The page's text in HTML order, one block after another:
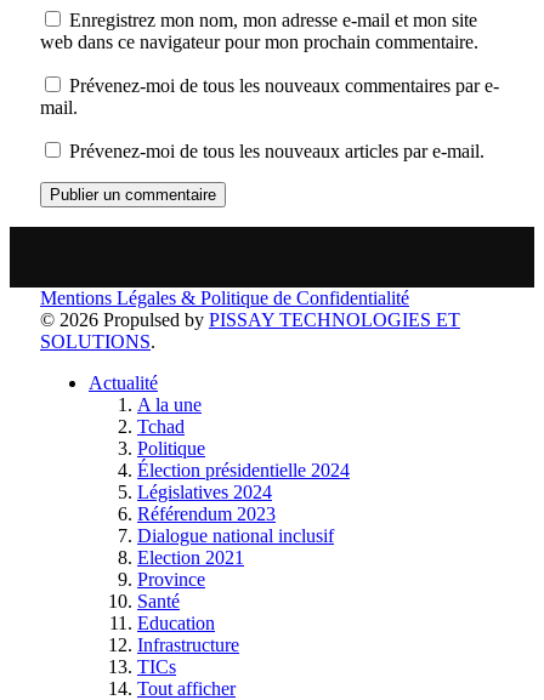
Enregistrez mon nom, mon adresse e-mail et mon site
web dans ce navigateur pour mon prochain commentaire.
Prévenez-moi de tous les nouveaux commentaires par e-
mail.
Prévenez-moi de tous les nouveaux articles par e-mail.
Mentions Légales & Politique de Confidentialité
© 2026 Propulsed by PISSAY TECHNOLOGIES ET
SOLUTIONS.
Actualité
A la une
Tchad
Politique
Élection présidentielle 2024
Législatives 2024
Référendum 2023
Dialogue national inclusif
Election 2021
Province
Santé
Education
Infrastructure
TICs
Tout afficher